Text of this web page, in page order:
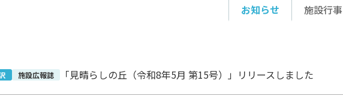
お知らせ 施設行事
施設広報誌 「見晴らしの丘（令和8年5月 第15号）」リリースしました